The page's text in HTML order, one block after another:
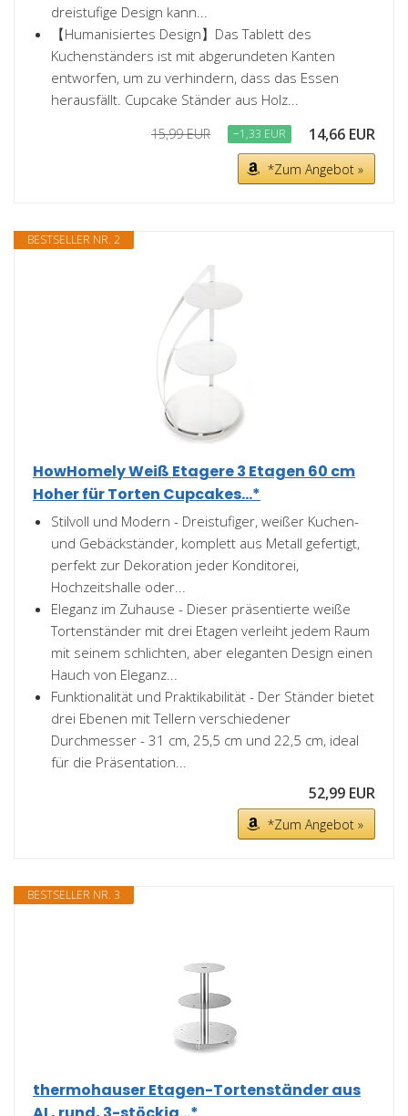
dreistufige Design kann...
【Humanisiertes Design】Das Tablett des
Kuchenständers ist mit abgerundeten Kanten
entworfen, um zu verhindern, dass das Essen
herausfällt. Cupcake Ständer aus Holz...
15,99 EUR −1,33 EUR 14,66 EUR
*Zum Angebot »
BESTSELLER NR. 2
HowHomely Weiß Etagere 3 Etagen 60 cm
Hoher für Torten Cupcakes...*
Stilvoll und Modern - Dreistufiger, weißer Kuchen-
und Gebäckständer, komplett aus Metall gefertigt,
perfekt zur Dekoration jeder Konditorei,
Hochzeitshalle oder...
Eleganz im Zuhause - Dieser präsentierte weiße
Tortenständer mit drei Etagen verleiht jedem Raum
mit seinem schlichten, aber eleganten Design einen
Hauch von Eleganz...
Funktionalität und Praktikabilität - Der Ständer bietet
drei Ebenen mit Tellern verschiedener
Durchmesser - 31 cm, 25,5 cm und 22,5 cm, ideal
für die Präsentation...
52,99 EUR
*Zum Angebot »
BESTSELLER NR. 3
thermohauser Etagen-Tortenständer aus